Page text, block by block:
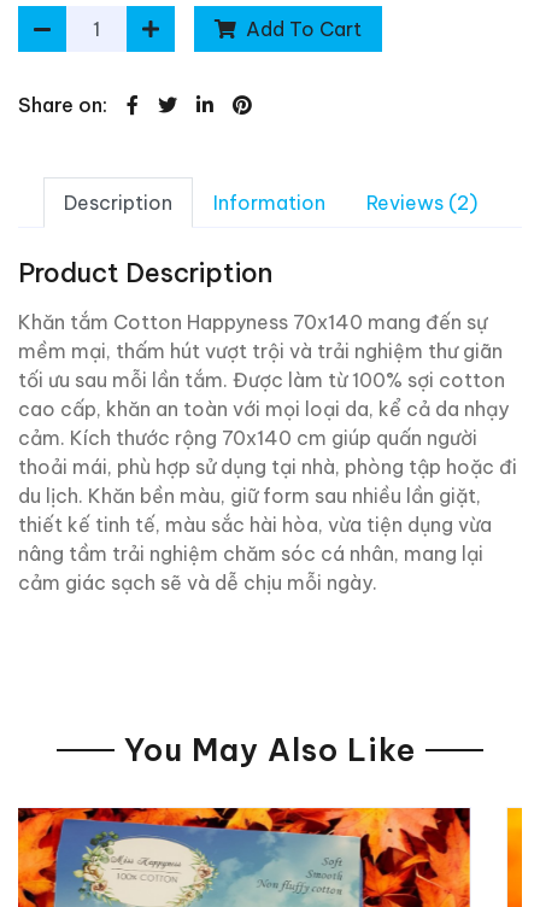
Add To Cart
Share on:
Description Information Reviews (2)
Product Description
Khăn tắm Cotton Happyness 70x140 mang đến sự
mềm mại, thấm hút vượt trội và trải nghiệm thư giãn
tối ưu sau mỗi lần tắm. Được làm từ 100% sợi cotton
cao cấp, khăn an toàn với mọi loại da, kể cả da nhạy
cảm. Kích thước rộng 70x140 cm giúp quấn người
thoải mái, phù hợp sử dụng tại nhà, phòng tập hoặc đi
du lịch. Khăn bền màu, giữ form sau nhiều lần giặt,
thiết kế tinh tế, màu sắc hài hòa, vừa tiện dụng vừa
nâng tầm trải nghiệm chăm sóc cá nhân, mang lại
cảm giác sạch sẽ và dễ chịu mỗi ngày.
You May Also Like